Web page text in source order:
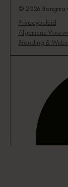
© 2026 Bangma
Privacybeleid
Algemene
Branding &